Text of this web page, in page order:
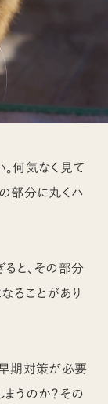
何気なく見て
部分に丸くハ
と、その部分
ることがあり
期対策が必要
うのか？その